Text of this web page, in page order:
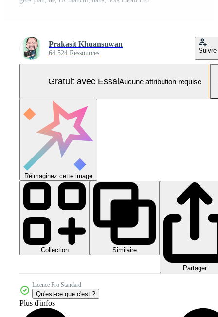
Prakasit Khuansuwan
64 524 Ressources Suivre
Gratuit avec EssaiAucune attribution requise
Réimaginez cette image
Collection Similaire
Partager
Licence Pro Standard
Qu'est-ce que c'est ?
Plus d'infos